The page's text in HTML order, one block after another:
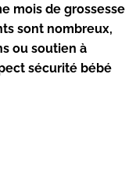
mois de grossesse
sont nombreux,
ou soutien à
sécurité bébé